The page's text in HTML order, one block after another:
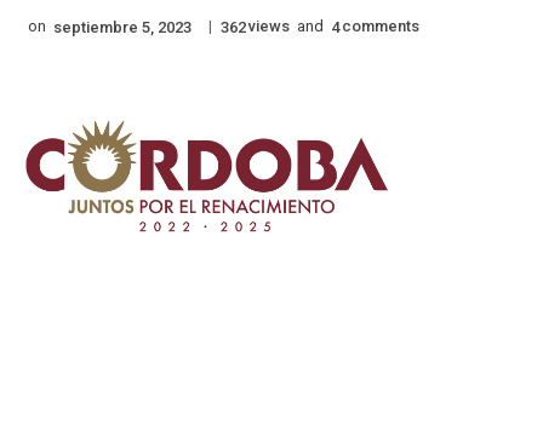
on septiembre 5, 2023 | 362views and 4 comments